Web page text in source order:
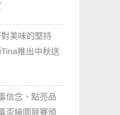
對美味的堅持
推出中秋送
信念、點亮品
盃繪圖競賽頒